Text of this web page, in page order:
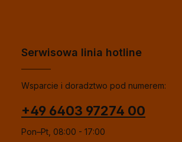
Serwisowa linia hotline
Wsparcie i doradztwo pod numerem:
+49 6403 97274 00
Pon–Pt, 08:00 - 17:00